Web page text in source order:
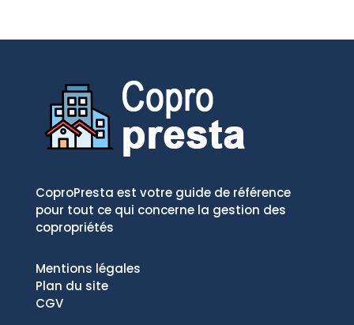
CoproPresta est votre guide de référence
pour tout ce qui concerne la gestion des
copropriétés
Mentions légales
Plan du site
CGV